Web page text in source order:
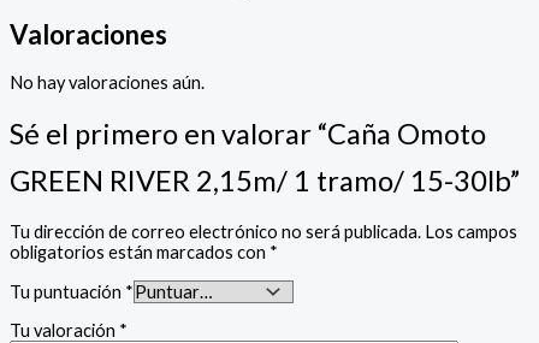
Valoraciones
No hay valoraciones aún.
Sé el primero en valorar “Caña Omoto
GREEN RIVER 2,15m/ 1 tramo/ 15-30lb”
Tu dirección de correo electrónico no será publicada. Los campos
obligatorios están marcados con *
Tu puntuación *
Tu valoración *